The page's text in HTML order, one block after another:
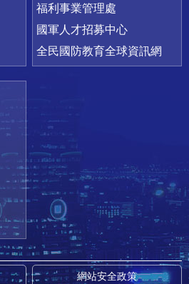
福利事業管理處
國軍人才招募中心
全民國防教育全球資訊網
網站安全政策